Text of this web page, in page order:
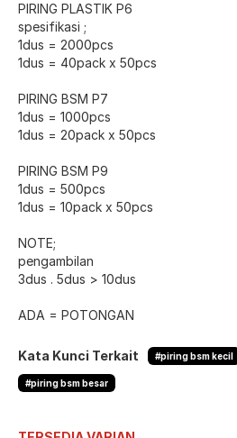
PIRING PLASTIK P6
spesifikasi ;
1dus = 2000pcs
1dus = 40pack x 50pcs
PIRING BSM P7
1dus = 1000pcs
1dus = 20pack x 50pcs
PIRING BSM P9
1dus = 500pcs
1dus = 10pack x 50pcs
NOTE;
pengambilan
3dus . 5dus > 10dus
ADA = POTONGAN
Kata Kunci Terkait #piring bsm kecil
#piring bsm besar